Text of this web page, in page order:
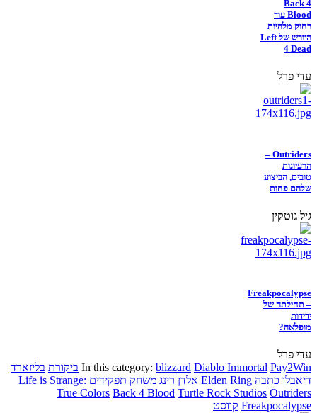
Back 4
Blood עוד
רחוק מלהיות
היורש של Left
4 Dead
עדי פרל
Outriders –
הרעיונות
טובים, הביצוע
שלהם פחות
גיל גוטקין
Freakpocalypse
– תחילתה של
ידידות
מופלאה?
עדי פרל
In this category: blizzard Diablo Immortal Pay2Win ביקורת בליזארד
דיאבלו כתבה Elden Ring אלדן רינג משחק תפקידים Life is Strange:
True Colors Back 4 Blood Turtle Rock Studios Outriders
Freakpocalypse קווסט